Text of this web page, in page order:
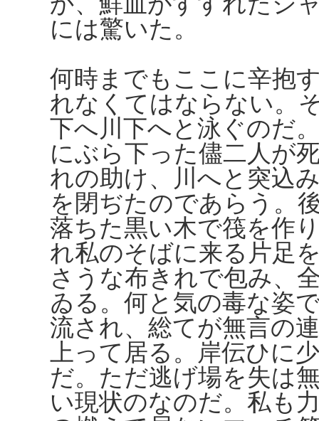
には驚いた。
何時までもここに辛抱
れなくてはならない。
下へ川下へと泳ぐのだ
にぶら下った儘二人が
れの助け、川へと突込
を閉ぢたのであらう。
落ちた黒い木で筏を作
れ私のそばに来る片足
さうな布きれで包み、
ゐる。何と気の毒な姿
流され、総てが無言の
上って居る。岸伝ひに
だ。ただ逃げ場を失は
い現状のなのだ。私も